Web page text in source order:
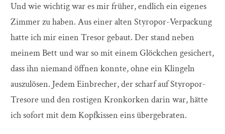
Und wie wichtig war es mir früher, endlich ein eigenes
Zimmer zu haben. Aus einer alten Styropor-Verpackung
hatte ich mir einen Tresor gebaut. Der stand neben
meinem Bett und war so mit einem Glöckchen gesichert,
dass ihn niemand öffnen konnte, ohne ein Klingeln
auszulösen. Jedem Einbrecher, der scharf auf Styropor-
Tresore und den rostigen Kronkorken darin war, hätte
ich sofort mit dem Kopfkissen eins übergebraten.